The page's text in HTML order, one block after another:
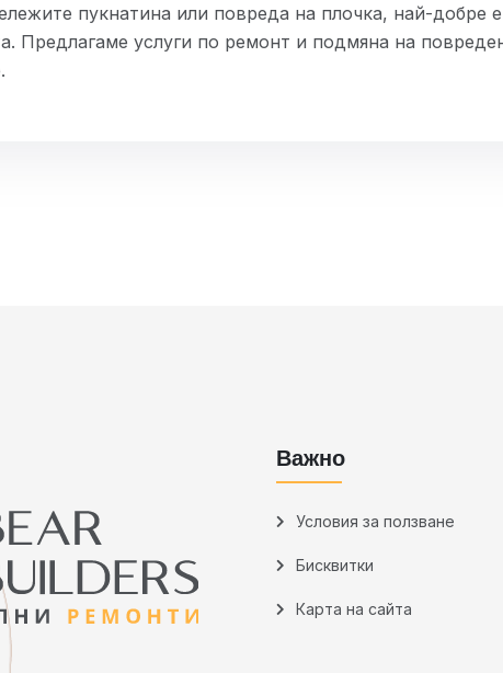
пукнатина или повреда на плочка, най-добре
Предлагаме услуги по ремонт и подмяна на
Важно
Условия за ползване
Бисквитки
Карта на сайта